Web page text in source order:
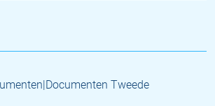
Tweede